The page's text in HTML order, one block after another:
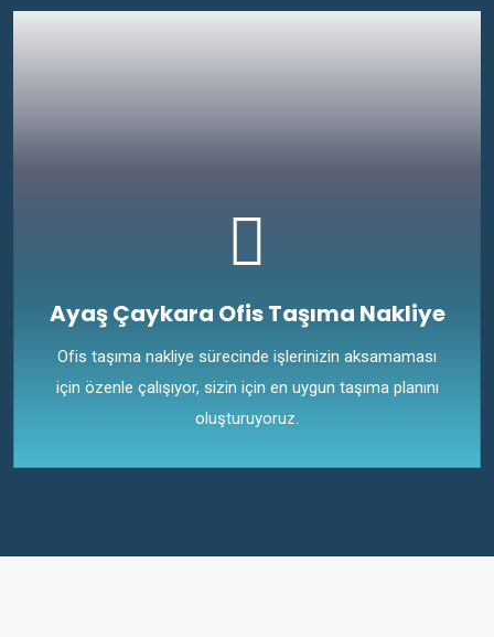
Ayaş Çaykara Ofis Taşıma Nakliye
Ofis taşıma nakliye sürecinde işlerinizin aksamaması
için özenle çalışıyor, sizin için en uygun taşıma planını
oluşturuyoruz.